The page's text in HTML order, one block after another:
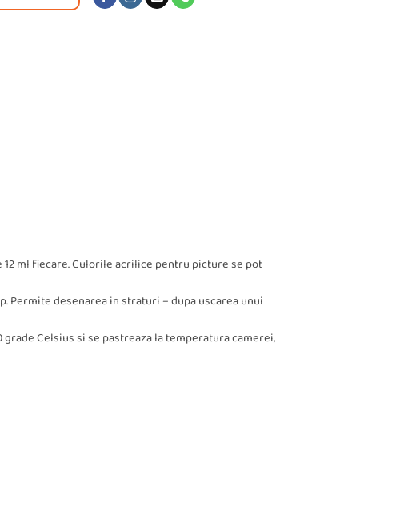
ml fiecare. Culorile acrilice pentru picture se pot
Permite desenarea in straturi – dupa uscarea unui
Celsius si se pastreaza la temperatura camerei,